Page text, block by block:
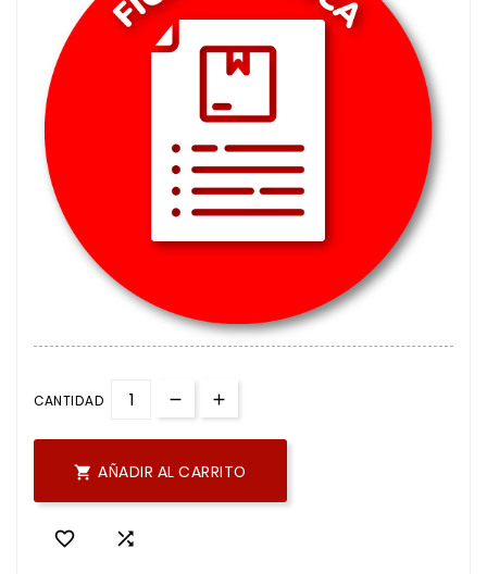
CANTIDAD
 AÑADIR AL CARRITO
 